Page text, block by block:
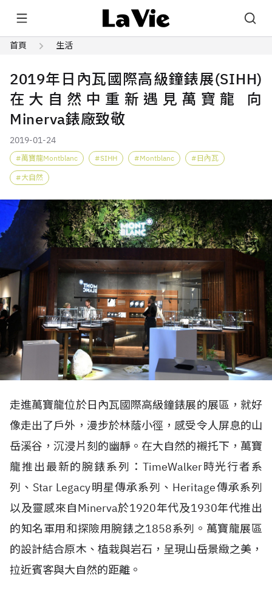
首頁 生活
2019年日內瓦國際高級鐘錶展(SIHH)
在大自然中重新遇見萬寶龍 向
Minerva錶廠致敬
2019-01-24
萬寶龍Montblanc SIHH Montblanc 日內瓦
大自然
走進萬寶龍位於日內瓦國際高級鐘錶展的展區，就好
像走出了戶外，漫步於林蔭小徑，感受令人屏息的山
岳溪谷，沉浸片刻的幽靜。在大自然的襯托下，萬寶
龍推出最新的腕錶系列：TimeWalker時光行者系
列、Star Legacy明星傳承系列、Heritage傳承系列
以及靈感來自Minerva於1920年代及1930年代推出
的知名軍用和探險用腕錶之1858系列。萬寶龍展區
的設計結合原木、植栽與岩石，呈現山岳景緻之美，
拉近賓客與大自然的距離。